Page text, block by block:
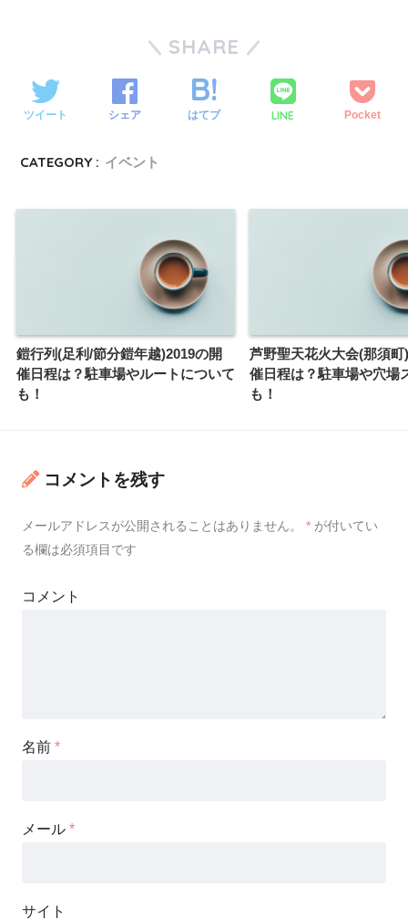
SHARE
ツイート シェア はてブ LINE Pocket
CATEGORY : イベント
鎧行列(足利/節分鎧年越)2019の開
催日程は？駐車場やルートについて
も！
芦野聖天花火大会(那須町
催日程は？駐車場や穴場
も！
コメントを残す
メールアドレスが公開されることはありません。 * が付いてい
る欄は必須項目です
コメント
名前 *
メール *
サイト